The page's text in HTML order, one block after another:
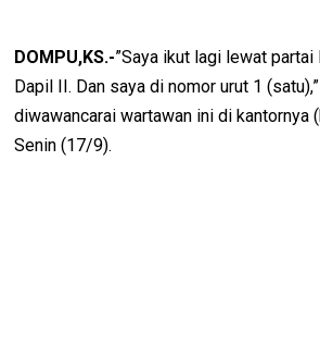
DOMPU,KS.-”Saya ikut lagi lewat
Dapil II. Dan saya di nomor urut 1
diwawancarai wartawan ini di kantornya
Senin (17/9).